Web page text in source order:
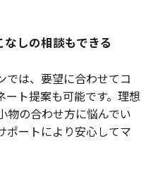
しの相談もできる
では、要望に合わせてコ
ート提案も可能です。理想
物の合わせ方に悩んでい
ポートにより安心してマ